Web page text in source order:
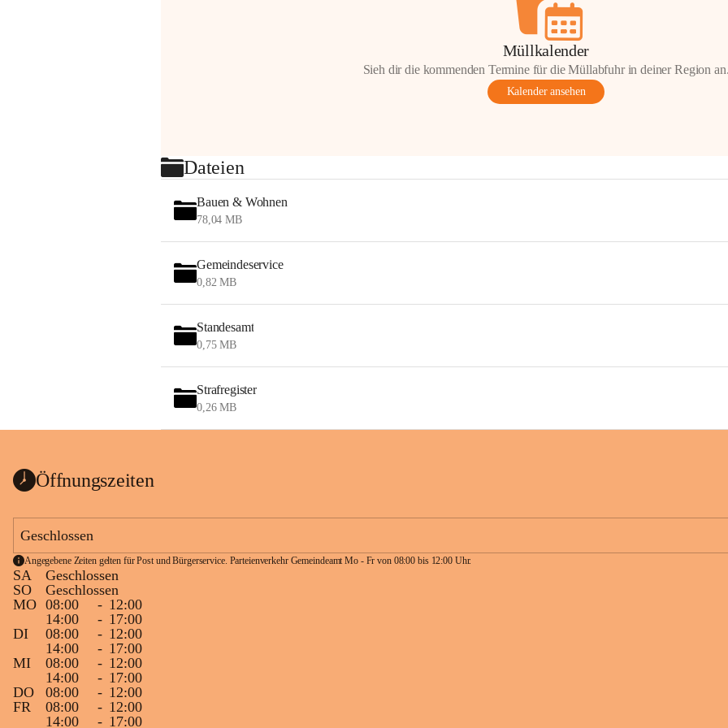
Müllkalender
Sieh dir die kommenden Termine für die Müllabfuhr in deiner Region
Kalender ansehen
Dateien
Bauen & Wohnen
78,04 MB
Gemeindeservice
0,82 MB
Standesamt
0,75 MB
Strafregister
0,26 MB
Öffnungszeiten
Geschlossen
Angegebene Zeiten gelten für Post und Bürgerservice. Parteienverkehr Gemeindeamt Mo - Fr von 08:00 bis 12:00 Uhr.
SA
Geschlossen
SO
Geschlossen
MO 08:00 - 12:00
14:00
- 17:00
DI
08:00 - 12:00
14:00
- 17:00
MI
08:00 - 12:00
14:00
- 17:00
DO
08:00 - 12:00
FR
08:00 - 12:00
14:00
- 17:00